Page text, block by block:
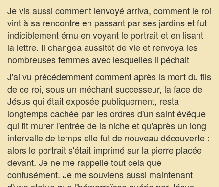
Je vis aussi comment lenvoyé arriva, comment le roi
vint à sa rencontre en passant par ses jardins et fut
indiciblement ému en voyant le portrait et en lisant
la lettre. Il changea aussitôt de vie et renvoya les
nombreuses femmes avec lesquelles il péchait
J'ai vu précédemment comment après la mort du fils
de ce roi, sous un méchant successeur, la face de
Jésus qui était exposée publiquement, resta
longtemps cachée par les ordres d'un saint évêque
qui fit murer l'entrée de la niche et qu'après un long
intervalle de temps elle fut de nouveau découverte :
alors le portrait s'était imprimé sur la pierre placée
devant. Je ne me rappelle tout cela que
confusément. Je me souviens aussi maintenant